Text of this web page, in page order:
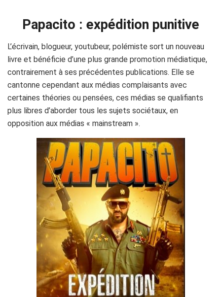
Papacito : expédition punitive
L’écrivain, blogueur, youtubeur, polémiste sort un nouveau
livre et bénéficie d’une plus grande promotion médiatique,
contrairement à ses précédentes publications. Elle se
cantonne cependant aux médias complaisants avec
certaines théories ou pensées, ces médias se qualifiants
plus libres d’aborder tous les sujets sociétaux, en
opposition aux médias « mainstream ».